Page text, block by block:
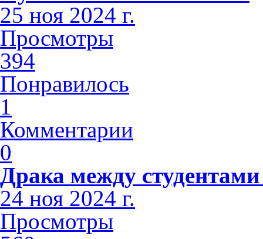
25 ноя 2024 г.
Просмотры
394
Понравилось
1
Комментарии
0
Драка между
24 ноя 2024 г.
Просмотры